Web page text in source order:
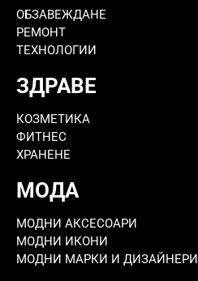
ОБЗАВЕЖДАНЕ
РЕМОНТ
ТЕХНОЛОГИИ
ЗДРАВЕ
КОЗМЕТИКА
ФИТНЕС
ХРАНЕНЕ
МОДА
МОДНИ АКСЕСОАРИ
МОДНИ ИКОНИ
МОДНИ МАРКИ И ДИЗАЙНЕРИ